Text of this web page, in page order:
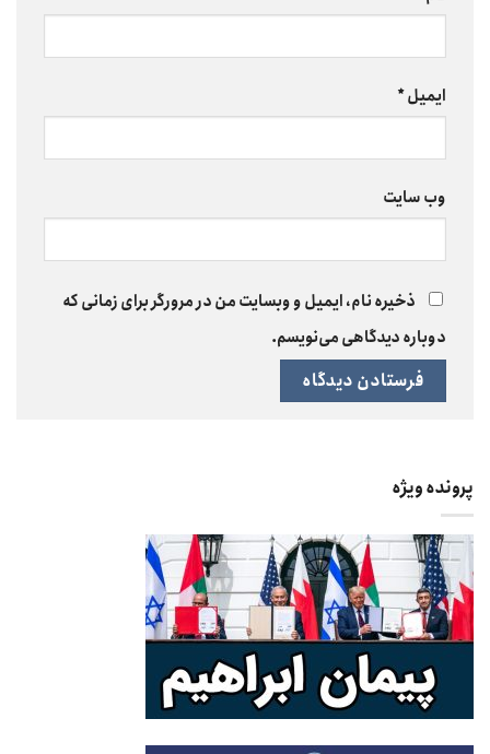
ایمیل*
وب‌ سایت
ذخیره نام، ایمیل و وبسایت من در مرورگر برای زمانی که
دوباره دیدگاهی می‌نویسم.
پرونده ویژه